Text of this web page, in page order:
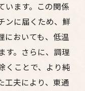
います。この関係
ンに届くため、鮮
においても、低温
す。さらに、調理
くことで、より純
工夫により、東通